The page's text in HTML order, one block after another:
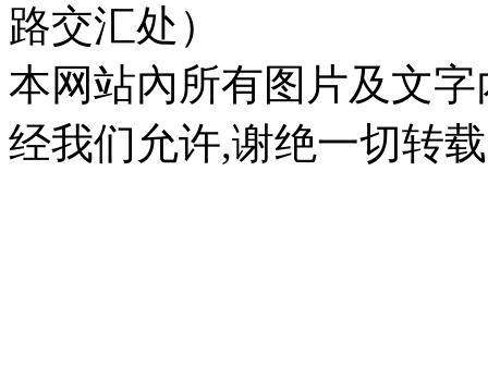
路交汇处）
本网站內所有图片及文
经我们允许,谢绝一切转载